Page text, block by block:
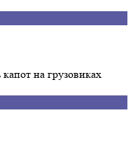
на грузовиках